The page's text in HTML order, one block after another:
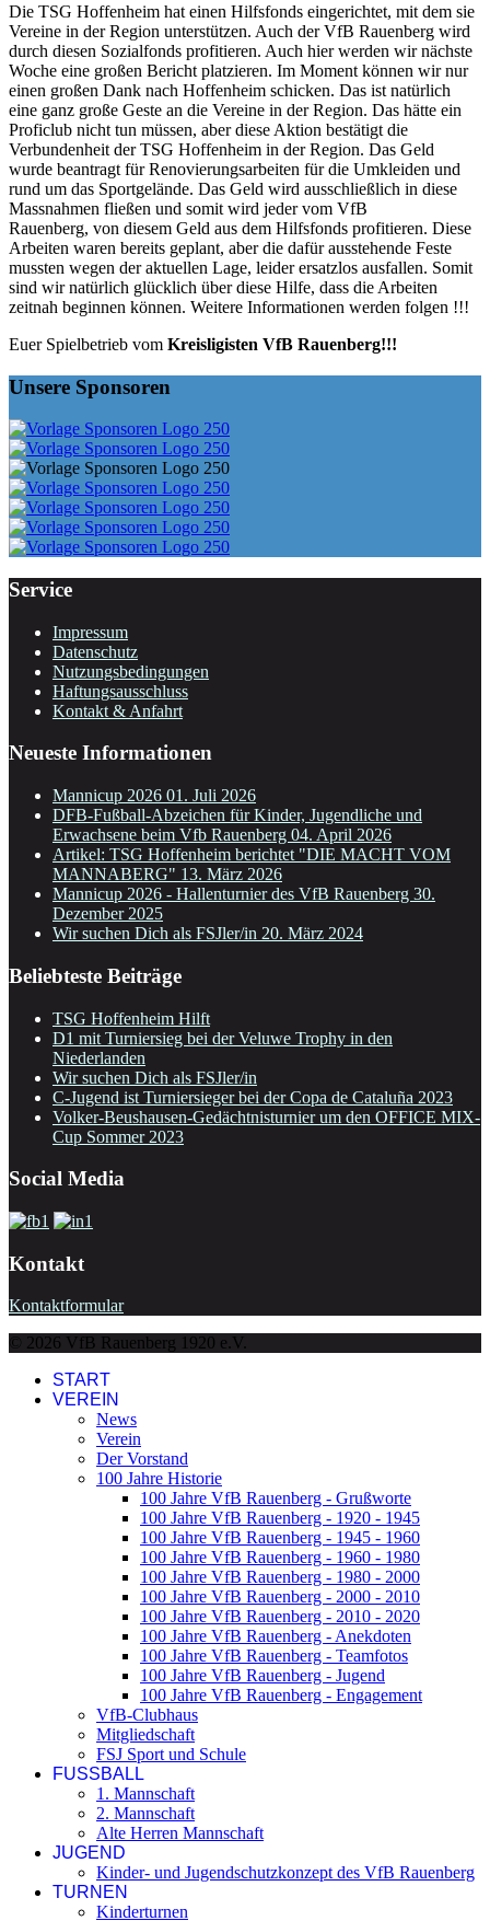
Die TSG Hoffenheim hat einen Hilfsfonds eingerichtet, mit dem sie
Vereine in der Region unterstützen. Auch der VfB Rauenberg wird
durch diesen Sozialfonds profitieren. Auch hier werden wir nächste
Woche eine großen Bericht platzieren. Im Moment können wir nur
einen großen Dank nach Hoffenheim schicken. Das ist natürlich
eine ganz große Geste an die Vereine in der Region. Das hätte ein
Proficlub nicht tun müssen, aber diese Aktion bestätigt die
Verbundenheit der TSG Hoffenheim in der Region. Das Geld
wurde beantragt für Renovierungsarbeiten für die Umkleiden und
rund um das Sportgelände. Das Geld wird ausschließlich in diese
Massnahmen fließen und somit wird jeder vom VfB
Rauenberg, von diesem Geld aus dem Hilfsfonds profitieren. Diese
Arbeiten waren bereits geplant, aber die dafür ausstehende Feste
mussten wegen der aktuellen Lage, leider ersatzlos ausfallen. Somit
sind wir natürlich glücklich über diese Hilfe, dass die Arbeiten
zeitnah beginnen können. Weitere Informationen werden folgen !!!
Euer Spielbetrieb vom Kreisligisten VfB Rauenberg!!!
Unsere Sponsoren
Service
Impressum
Datenschutz
Nutzungsbedingungen
Haftungsausschluss
Kontakt & Anfahrt
Neueste Informationen
Mannicup 2026 01. Juli 2026
DFB-Fußball-Abzeichen für Kinder, Jugendliche und
Erwachsene beim Vfb Rauenberg 04. April 2026
Artikel: TSG Hoffenheim berichtet "DIE MACHT VOM
MANNABERG" 13. März 2026
Mannicup 2026 - Hallenturnier des VfB Rauenberg 30.
Dezember 2025
Wir suchen Dich als FSJler/in 20. März 2024
Beliebteste Beiträge
TSG Hoffenheim Hilft
D1 mit Turniersieg bei der Veluwe Trophy in den
Niederlanden
Wir suchen Dich als FSJler/in
C-Jugend ist Turniersieger bei der Copa de Cataluña 2023
Volker-Beushausen-Gedächtnisturnier um den OFFICE MIX-
Cup Sommer 2023
Social Media
Kontakt
Kontaktformular
© 2026 VfB Rauenberg 1920 e.V.
START
VEREIN
News
Verein
Der Vorstand
100 Jahre Historie
100 Jahre VfB Rauenberg - Grußworte
100 Jahre VfB Rauenberg - 1920 - 1945
100 Jahre VfB Rauenberg - 1945 - 1960
100 Jahre VfB Rauenberg - 1960 - 1980
100 Jahre VfB Rauenberg - 1980 - 2000
100 Jahre VfB Rauenberg - 2000 - 2010
100 Jahre VfB Rauenberg - 2010 - 2020
100 Jahre VfB Rauenberg - Anekdoten
100 Jahre VfB Rauenberg - Teamfotos
100 Jahre VfB Rauenberg - Jugend
100 Jahre VfB Rauenberg - Engagement
VfB-Clubhaus
Mitgliedschaft
FSJ Sport und Schule
FUSSBALL
1. Mannschaft
2. Mannschaft
Alte Herren Mannschaft
JUGEND
Kinder- und Jugendschutzkonzept des VfB Rauenberg
TURNEN
Kinderturnen